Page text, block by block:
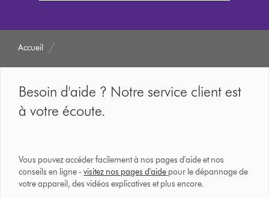
Accueil
Besoin d'aide ? Notre service client est
à votre écoute.
Vous pouvez accéder facilement à nos pages d'aide et nos
conseils en ligne -visitez nos pages d'aide pour le dépannage de
votre appareil, des vidéos explicatives et plus encore.